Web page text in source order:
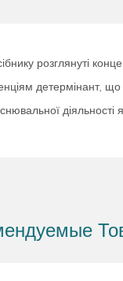
розглянуті
детермінант, що
діяльності